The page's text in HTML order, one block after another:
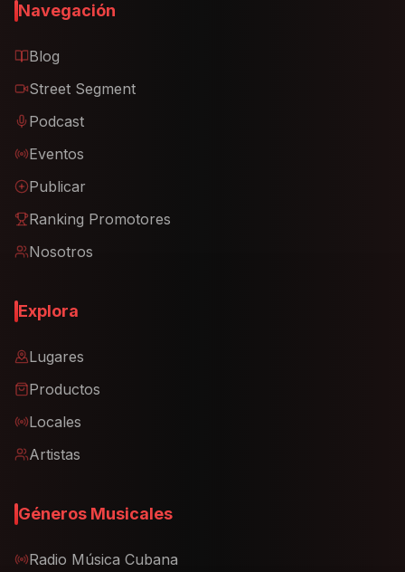
Navegación
Blog
Street Segment
Podcast
Eventos
Publicar
Ranking Promotores
Nosotros
Explora
Lugares
Productos
Locales
Artistas
Géneros Musicales
Radio Música Cubana